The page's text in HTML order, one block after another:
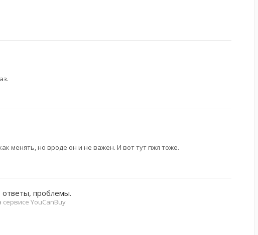
менять, но вроде он и не важен. И вот тут пжл тоже.
ответы, проблемы.
YouCanBuy